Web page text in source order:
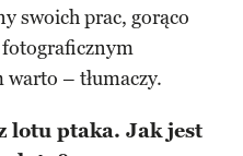
swoich prac, gorąco
fotograficznym
– tłumaczy.
lotu ptaka. Jak jest